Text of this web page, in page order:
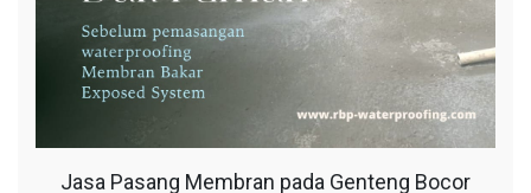
Jasa Pasang Membran pada Genteng Bocor